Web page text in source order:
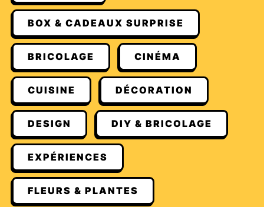
BOX & CADEAUX SURPRISE
BRICOLAGE CINÉMA
CUISINE DÉCORATION
DESIGN DIY & BRICOLAGE
EXPÉRIENCES
FLEURS & PLANTES